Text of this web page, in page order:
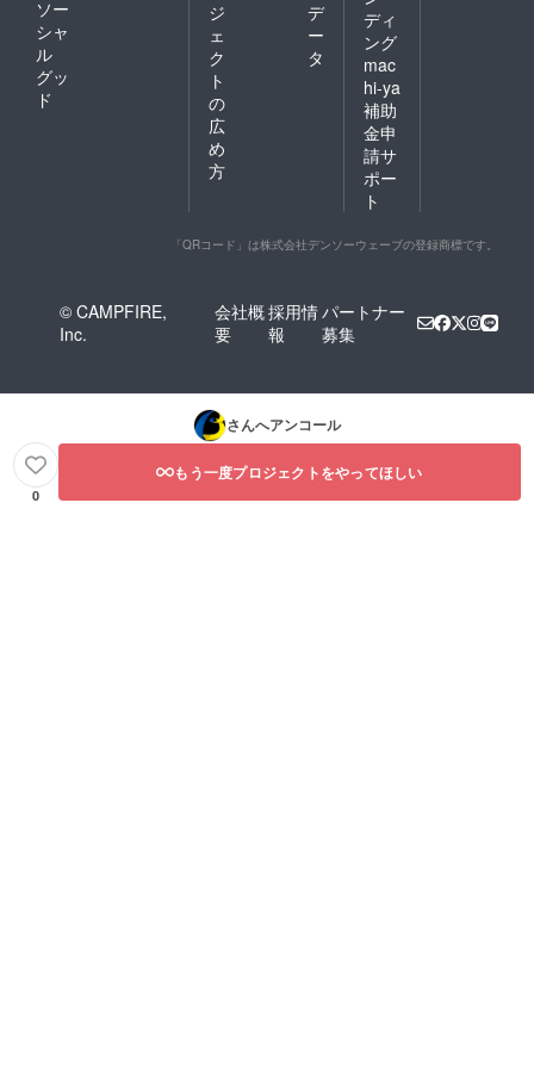
ソー
シャ
ル
グッ
ド
ジ
ェ
ク
ト
の
広
め
方
デ
ー
タ
ディ
ング
mac
hi-ya
補助
金申
請サ
ポー
ト
「QRコード」は株式会社デンソーウェーブの登録商標です。
© CAMPFIRE,
Inc.
会社概
要
採用情
報
パートナー
募集
さんへアンコール
0
もう一度プロジェクトをやってほしい